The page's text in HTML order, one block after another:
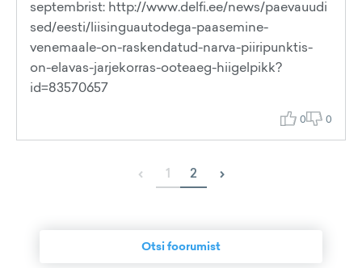
septembrist: http://www.delfi.ee/news/paevauudi
sed/eesti/liisinguautodega-paasemine-
venemaale-on-raskendatud-narva-piiripunktis-
on-elavas-jarjekorras-ooteaeg-hiigelpikk?
id=83570657
0 0
‹ 1 2 ›
Otsi foorumist